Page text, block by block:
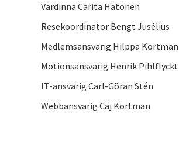
Värdinna Carita Hätönen
Resekoordinator Bengt Jusélius
Medlemsansvarig Hilppa Kortman
Motionsansvarig Henrik Pihlflyckt
IT-ansvarig Carl-Göran Stén
Webbansvarig Caj Kortman